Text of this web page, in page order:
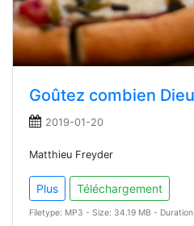
Goûtez combien
2019-01-20
Matthieu Freyder
Plus Téléchargement
Filetype: MP3 - Size: 34.19 MB -